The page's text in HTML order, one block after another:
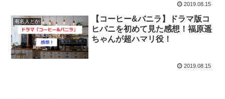
2019.08.15
有名人とか
【コーヒー&バニラ】ドラマ版コ
ヒバニを初めて見た感想！福原遥
ちゃんが超ハマリ役！
2019.08.15